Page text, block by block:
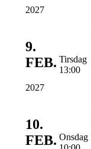
2027
9.
FEB.
2027
Tirsdag
13:00
10.
FEB. Onsdag